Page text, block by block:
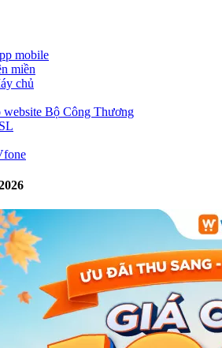
mobile
miền
chủ
website Bộ Công Thương